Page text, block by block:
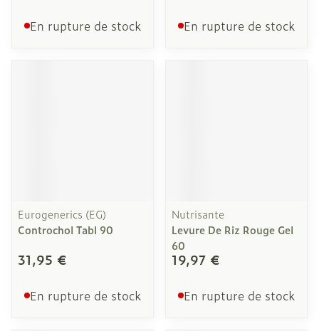
En rupture de stock En rupture de stock
Eurogenerics (EG)
Controchol Tabl 90
31,95 €
En rupture de stock
Nutrisante
Levure De Riz Rouge Gel
60
19,97 €
En rupture de stock